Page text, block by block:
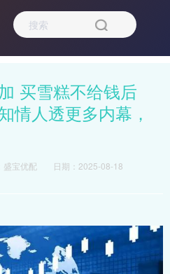
买雪糕不给钱后
情人透更多内幕，
盛宝优配
日期：2025-08-18